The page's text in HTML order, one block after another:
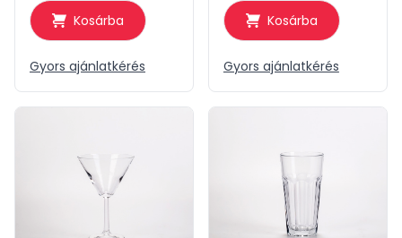
Kosárba
Gyors ajánlatkérés
Kosárba
Gyors ajánlatkérés